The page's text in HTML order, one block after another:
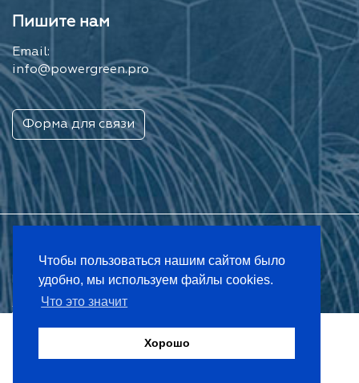
Чтобы пользоваться нашим сайтом было
удобно, мы используем файлы cookies.
Что это значит
Хорошо
Пишите нам
Email:
info@powergreen.pro
Форма для связи
Разработка сайтов в Минске
2009 - 2026 © powergreen.pro - ООО «ПАУЭР ГРИН»